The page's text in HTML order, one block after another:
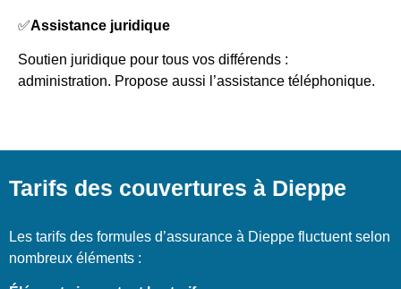
✅Assistance juridique
Soutien juridique pour tous vos différends :
administration. Propose aussi l’assistance téléphonique.
Tarifs des couvertures à Dieppe
Les tarifs des formules d’assurance à Dieppe fluctuent selon
nombreux éléments :